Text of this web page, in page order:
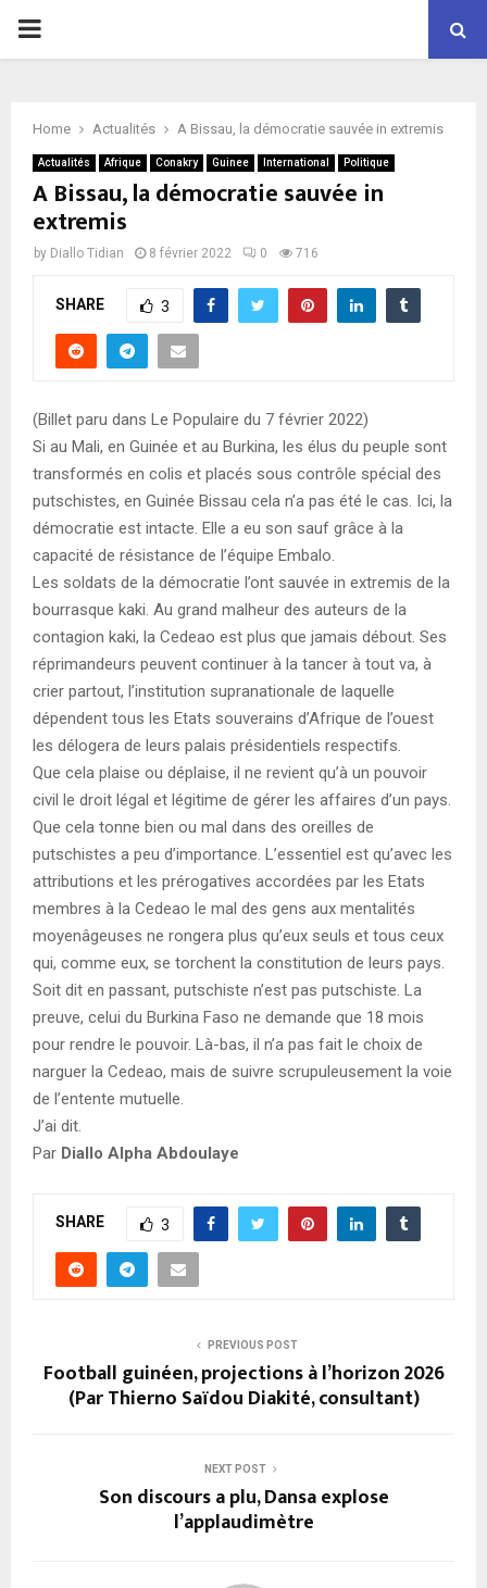
P
M
A
M
E
N
U
Home Actualités A Bissau, la démocratie sauvée in extremis
Actualités Afrique Conakry Guinee International Politique
A Bissau, la démocratie sauvée in
extremis
by Diallo Tidian 8 février 2022 0 716
SHARE 3
(Billet paru dans Le Populaire du 7 février 2022)
Si au Mali, en Guinée et au Burkina, les élus du peuple sont
transformés en colis et placés sous contrôle spécial des
putschistes, en Guinée Bissau cela n’a pas été le cas. Ici, la
démocratie est intacte. Elle a eu son sauf grâce à la
capacité de résistance de l’équipe Embalo.
Les soldats de la démocratie l’ont sauvée in extremis de la
bourrasque kaki. Au grand malheur des auteurs de la
contagion kaki, la Cedeao est plus que jamais débout. Ses
réprimandeurs peuvent continuer à la tancer à tout va, à
crier partout, l’institution supranationale de laquelle
dépendent tous les Etats souverains d’Afrique de l’ouest
les délogera de leurs palais présidentiels respectifs.
Que cela plaise ou déplaise, il ne revient qu’à un pouvoir
civil le droit légal et légitime de gérer les affaires d’un pays.
Que cela tonne bien ou mal dans des oreilles de
putschistes a peu d’importance. L’essentiel est qu’avec les
attributions et les prérogatives accordées par les Etats
membres à la Cedeao le mal des gens aux mentalités
moyenâgeuses ne rongera plus qu’eux seuls et tous ceux
qui, comme eux, se torchent la constitution de leurs pays.
Soit dit en passant, putschiste n’est pas putschiste. La
preuve, celui du Burkina Faso ne demande que 18 mois
pour rendre le pouvoir. Là-bas, il n’a pas fait le choix de
narguer la Cedeao, mais de suivre scrupuleusement la voie
de l’entente mutuelle.
J’ai dit.
Par Diallo Alpha Abdoulaye
SHARE 3
PREVIOUS POST
Football guinéen, projections à l’horizon 2026
(Par Thierno Saïdou Diakité, consultant)
NEXT POST
Son discours a plu, Dansa explose
l’applaudimètre